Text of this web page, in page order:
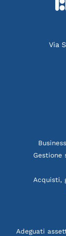
Via
Gestione
Acquisti,
Adeguati